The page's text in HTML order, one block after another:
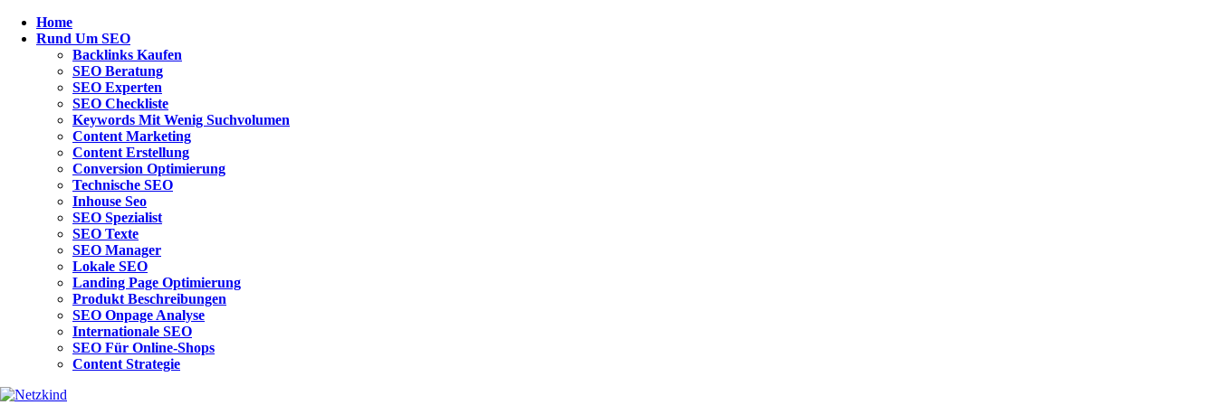
Home
Rund Um SEO
Backlinks Kaufen
SEO Beratung
SEO Experten
SEO Checkliste
Keywords Mit Wenig Suchvolumen
Content Marketing
Content Erstellung
Conversion Optimierung
Technische SEO
Inhouse Seo
SEO Spezialist
SEO Texte
SEO Manager
Lokale SEO
Landing Page Optimierung
Produkt Beschreibungen
SEO Onpage Analyse
Internationale SEO
SEO Für Online-Shops
Content Strategie
Was ist Newsletter?
Newsletter ist eines der wichtigsten Werkzeuge, um den Website-Traffic zu erhöhen. Newsletter, die per
an Ihren Kundenstamm senden, werden diese sie lesen, wenn sie informativ geschrieben wurden, sie begeistern und immer wieder zurückkommen. Newsletter können auch für Website-SEO verwendet werden.
Newsletter können in zwei Kategorien unterteilt werden, diese sind
Verkauf oder einen anderen geschäftlichen Grund zu bewerben. Nicht-Marketing-Newsletter werden verschickt, um Kunden über verschiedene Themen, aktuelle Ereignisse oder Tipps und Tricks zu einem
Thema zu informieren.
Beim Versand von Marketing- oder Werbe-E-Mails werden üblicherweise der Titel, die Einleitung, der Hauptteil und der Schlussteil als Inhalt verwendet. Das übliche Format ist das einer einzelnen Zeile pro
Absatz. Das macht es den Lesern leicht, die E-Mails zu überfliegen. Es wird empfohlen, bei der Erstellung eines Newsletters eine Vorlage zu verwenden, die die Erstellung von Newslettern für Ihre Website
vereinfacht. Social-Media-Followern über neue Produkteinführungen, neue Dienstleistungen und saisonale Verkäufe. Darüber hinaus werden Newsletter auch als Dankeschön für die treue und regelmäßige
Gefolgschaft Ihrer Website, Produkte und Dienstleistungen verschickt. Newsletter sind ein wichtiges Instrument für das Marketing, weshalb sie häufig verschickt werden sollten.
Kinder des Netzes>419 Beiträge
Nutzen Sie unsere Suche…
Suchen nach: